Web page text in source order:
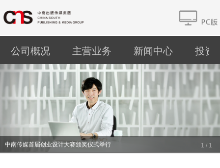
公司概况 主营业务 新闻中心 投资
中南传媒首届创业设计大赛颁奖仪式举行 1 / 1